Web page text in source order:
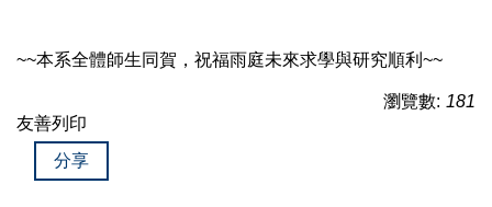
~~本系全體師生同賀，祝福雨庭未來求學與研究順利~~
瀏覽數: 181
友善列印
分享